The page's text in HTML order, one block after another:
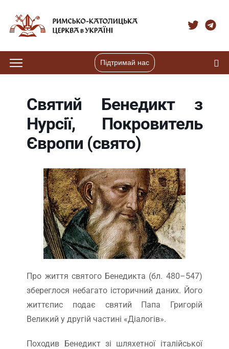
Підтримай нас
Святий Бенедикт з
Нурсії, Покровитель
Європи (свято)
Про життя святого Бенедикта (бл. 480–547)
збереглося небагато історичний даних. Його
життєпис подає святий Папа Григорій
Великий у другій частині «Діалогів».
Походив Бенедикт зі шляхетної італійської